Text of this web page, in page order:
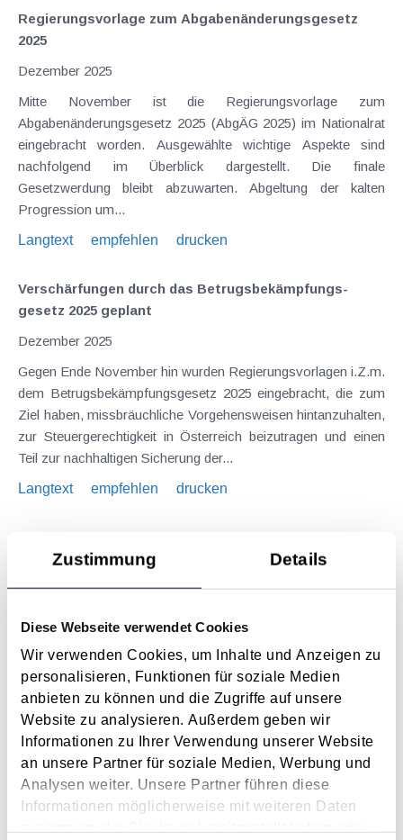
Zustimmung Details
Diese Webseite verwendet Cookies
Wir verwenden Cookies, um Inhalte und Anzeigen zu
personalisieren, Funktionen für soziale Medien
anbieten zu können und die Zugriffe auf unsere
Website zu analysieren. Außerdem geben wir
Informationen zu Ihrer Verwendung unserer Website
an unsere Partner für soziale Medien, Werbung und
Analysen weiter. Unsere Partner führen diese
Informationen möglicherweise mit weiteren Daten
Regierungsvorlage zum Abgaben­änderungs­gesetz
2025
Dezember 2025
Mitte November ist die Regierungsvorlage zum
Abgabenänderungsgesetz 2025 (AbgÄG 2025) im Nationalrat
eingebracht worden. Ausgewählte wichtige Aspekte sind
nachfolgend im Überblick dargestellt. Die finale
Gesetzwerdung bleibt abzuwarten. Abgeltung der kalten
Progression um...
Langtext
empfehlen drucken
Verschärfungen durch das Betrugs­bekämpfungs­
gesetz 2025 geplant
Dezember 2025
Gegen Ende November hin wurden Regierungsvorlagen i.Z.m.
dem Betrugsbekämpfungsgesetz 2025 eingebracht, die zum
Ziel haben, missbräuchliche Vorgehensweisen hintanzuhalten,
zur Steuergerechtigkeit in Österreich beizutragen und einen
Teil zur nachhaltigen Sicherung der...
Langtext
empfehlen drucken
November 2025
näher rückende Jahreswechsel auch dieses Mal wieder zum
finden sich regelmäßig Möglichkeiten, durch gezielte
Maßnahmen legal Steuern zu sparen...
Langtext
empfehlen drucken
Keine Umsatzsteuer beim Ausbildungskostenersatz
Juli 2025